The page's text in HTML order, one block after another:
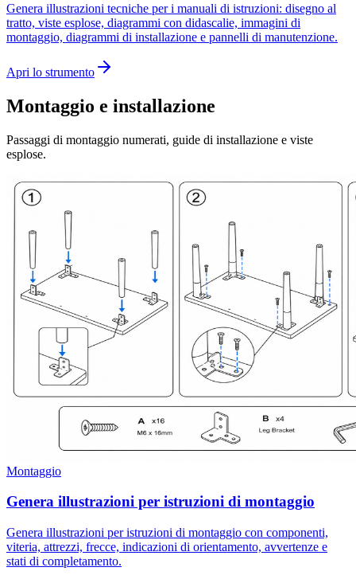
Genera illustrazioni tecniche per i manuali di istruzioni: disegno al
tratto, viste esplose, diagrammi con didascalie, immagini di
montaggio, diagrammi di installazione e pannelli di manutenzione.
Apri lo strumento
Montaggio e installazione
Passaggi di montaggio numerati, guide di installazione e viste
esplose.
Montaggio
Genera illustrazioni per istruzioni di montaggio
Genera illustrazioni per istruzioni di montaggio con componenti,
viteria, attrezzi, frecce, indicazioni di orientamento, avvertenze e
stati di completamento.